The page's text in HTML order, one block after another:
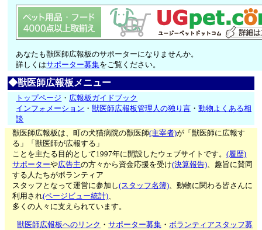
あなたも獣医師広報板のサポーターになりませんか。
詳しくはサポーター募集をご覧ください。
◆獣医師広報板メニュー
トップページ ・ 広報板ガイドブック
インフォメーション ・獣医師広報板管理人の独り言 ・動物よくある相
談
獣医師広報板は、町の犬猫病院の獣医師(主宰者)が「獣医師に広報す
る」「獣医師が広報する」
ことを主たる目的として1997年に開設したウェブサイトです。(履歴)
サポーターや広告主の方々から資金応援を受け(決算報告)、趣旨に賛同
する人たちがボランティア
スタッフとなって運営に参加し(スタッフ名簿)、動物に関わる皆さんに
利用され(ページビュー統計)、
多くの人々に支えられています。
獣医師広報板へのリンク ・サポーター募集 ・ボランティアスタッフ募